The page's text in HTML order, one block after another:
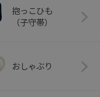
抱っこひも
（子守帯）
おしゃぶり